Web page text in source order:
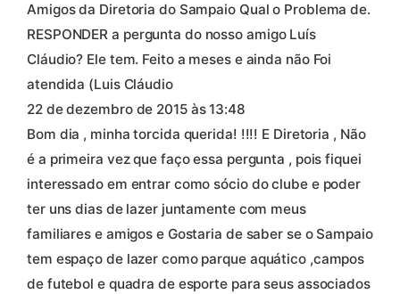
Amigos da Diretoria do Sampaio Qual o Problema de.
RESPONDER a pergunta do nosso amigo Luís
Cláudio? Ele tem. Feito a meses e ainda não Foi
atendida (Luis Cláudio
22 de dezembro de 2015 às 13:48
Bom dia , minha torcida querida! !!!! E Diretoria , Não
é a primeira vez que faço essa pergunta , pois fiquei
interessado em entrar como sócio do clube e poder
ter uns dias de lazer juntamente com meus
familiares e amigos e Gostaria de saber se o Sampaio
tem espaço de lazer como parque aquático ,campos
de futebol e quadra de esporte para seus associados